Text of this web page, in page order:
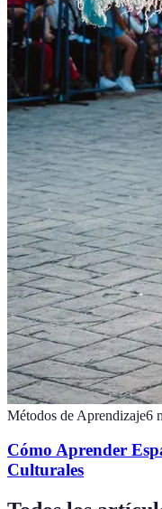
Métodos de Aprendizaje6
Cómo Aprender
Culturales